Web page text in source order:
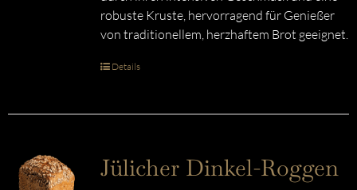
robuste Kruste, hervorragend für Genießer
von traditionellem, herzhaftem Brot geeignet.
Details
Jülicher Dinkel-Roggen